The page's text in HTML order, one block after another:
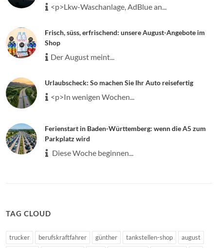
<p>Lkw-Waschanlage, AdBlue an...
Frisch, süss, erfrischend: unsere August-Angebote im
Shop
Der August meint...
Urlaubscheck: So machen Sie Ihr Auto reisefertig
<p>In wenigen Wochen...
Ferienstart in Baden-Württemberg: wenn die A5 zum
Parkplatz wird
Diese Woche beginnen...
TAG CLOUD
trucker berufskraftfahrer günther tankstellen-shop
august